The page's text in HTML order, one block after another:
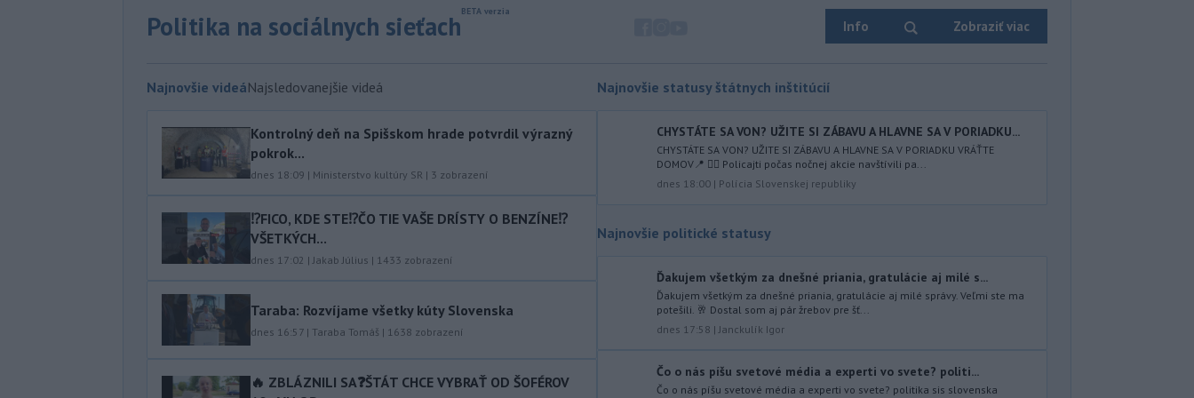
Silné búrky vo štvrtok
vyvolali v hornatých oblastiach
zosuvy pôdy.
Slovenský
hydrometeorologický ústav (SHMÚ)
viacerých okresoch stredného a
východného Slovenska. Vydal preto
Ministerstvo vnútra (MV) SR
požiada Národný bezpečnostnýúrad
(NBÚ) o nezávislé odborné posúdenie
sú v pilotnej prevádzke.
Politika na sociálnych sieťach Info Zobraziť viac
Najnovšie videáNajsledovanejšie videá
Kontrolný deň na Spišskom hrade potvrdil výrazný
pokrok...
dnes 18:09 | Ministerstvo kultúry SR | 3 zobrazení
⁉️FICO, KDE STE⁉️ČO TIE VAŠE DRÍSTY O BENZÍNE⁉️
VŠETKÝCH...
dnes 17:02 |Jakab Július | 1433 zobrazení
Taraba: Rozvíjame všetky kúty Slovenska
dnes 16:57 | Taraba Tomáš | 1638 zobrazení
🔥 ZBLÁZNILI SA❓️ŠTÁT CHCE VYBRAŤ OD ŠOFÉROV
Najnovšie statusy štátnych inštitúcií
CHYSTÁTE SA VON? UŽITE SI ZÁBAVU A HLAVNE SA V PORIADKU...
CHYSTÁTE SA VON? UŽITE SI ZÁBAVU A HLAVNE SA V PORIADKU VRÁŤTE
DOMOV📍 👮‍♂️ Policajti počas nočnej akcie navštívili pa...
dnes 18:00 | Polícia Slovenskej republiky
Najnovšie politické statusy
Ďakujem všetkým za dnešné priania, gratulácie aj milé s...
Ďakujem všetkým za dnešné priania, gratulácie aj milé správy. Veľmi ste ma
potešili. 🥂 Dostal som aj pár žrebov pre šť...
dnes 17:58 | Janckulík Igor
Čo o nás píšu svetové média a experti vo svete? politi...
Čo o nás píšu svetové média a experti vo svete? politika sis slovenska